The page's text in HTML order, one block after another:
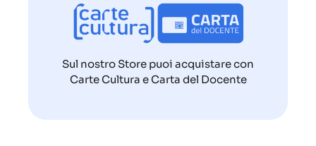
Sul nostro Store puoi acquistare con
Carte Cultura e Carta del Docente